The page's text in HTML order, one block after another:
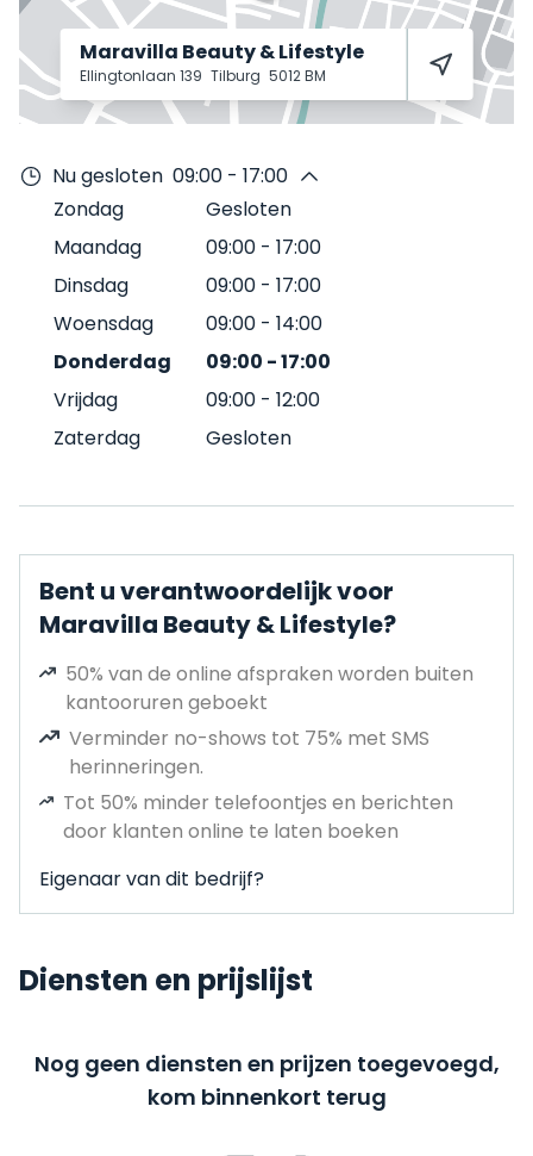
Maravilla Beauty & Lifestyle
Ellingtonlaan 139 Tilburg 5012 BM
Nu gesloten 09:00 - 17:00
Zondag
Gesloten
Maandag
09:00 - 17:00
Dinsdag
09:00 - 17:00
Woensdag
09:00 - 14:00
Donderdag
09:00 -17:00
Vrijdag
09:00 - 12:00
Zaterdag
Gesloten
Bent u verantwoordelijk voor
Maravilla Beauty & Lifestyle?
50% van de online afspraken worden buiten
kantooruren geboekt
Verminder no-shows tot 75% met SMS
herinneringen.
Tot 50% minder telefoontjes en berichten
door klanten online te laten boeken
Eigenaar van dit bedrijf?
Diensten en prijslijst
Nog geen diensten en prijzen toegevoegd,
kom binnenkort terug